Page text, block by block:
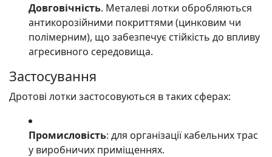
Довговічність. Металеві лотки обробляються
антикорозійними покриттями (цинковим чи
полімерним), що забезпечує стійкість до впливу
агресивного середовища.
Застосування
Дротові лотки застосовуються в таких сферах:
Промисловість: для організації кабельних трас
у виробничих приміщеннях.